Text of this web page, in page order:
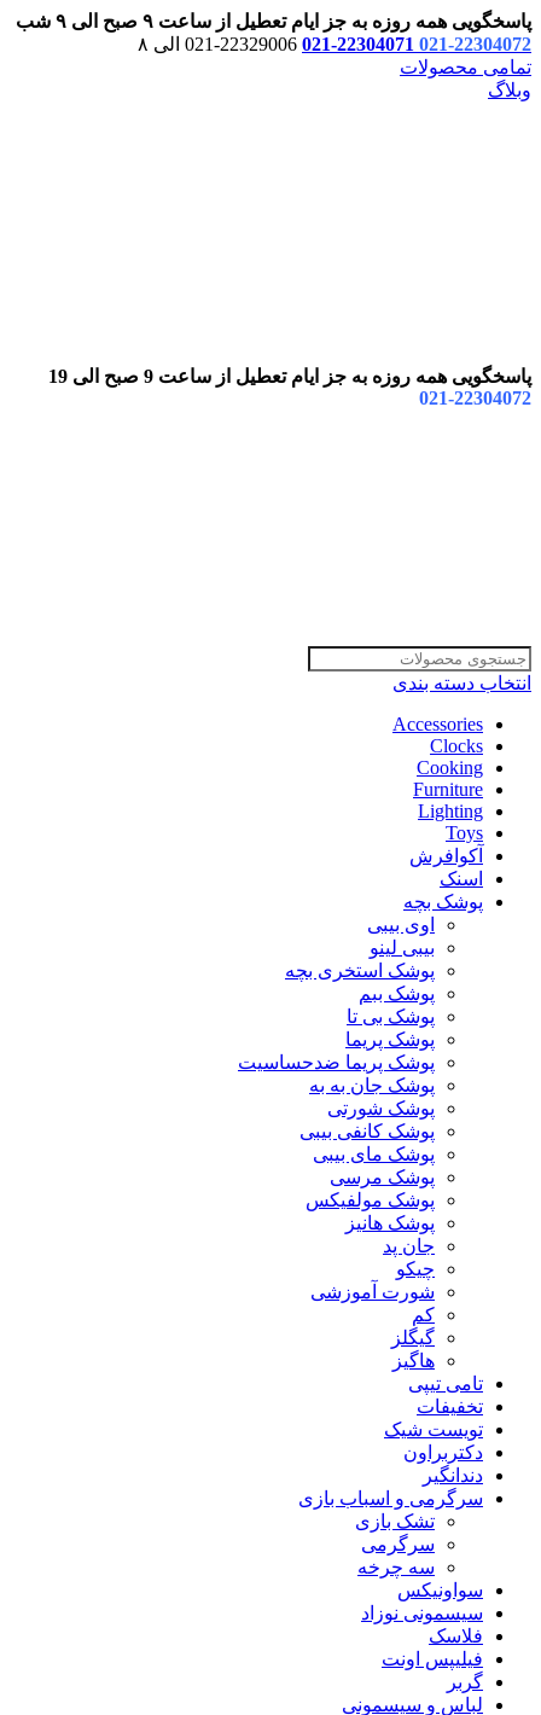
پاسخگویی همه روزه به جز ایام تعطیل از ساعت ۹ صبح الی ۹ شب
22304072-021
22304071-021
تمامی محصولات
وبلاگ
پاسخگویی همه روزه به جز ایام تعطیل از ساعت 9 صبح الی 19
22304072-021
انتخاب دسته بندی
Accessories
Clocks
Cooking
Furniture
Lighting
Toys
آکوافرش
اسنک
پوشک بچه
اوی بیبی
بیبی لینو
پوشک استخری بچه
پوشک ببم
پوشک بی تا
پوشک پریما
پوشک پریما ضدحساسیت
پوشک جان به به
پوشک شورتی
پوشک کانفی بیبی
پوشک مای بیبی
پوشک مرسی
پوشک مولفیکس
پوشک هانیز
جان پد
چیکو
شورت آموزشی
کم
گیگلز
هاگیز
تامی تیپی
تخفیفات
تویست شیک
دکتربراون
دندانگیر
سرگرمی و اسباب بازی
تشک بازی
سرگرمی
سه چرخه
سواونیکس
سیسمونی نوزاد
فلاسک
فیلیپس اونت
گربر
لباس و سیسمونی